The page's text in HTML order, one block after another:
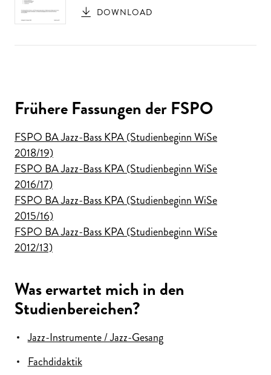
DOWNLOAD
Frühere Fassungen der FSPO
FSPO BA Jazz-Bass KPA (Studienbeginn WiSe
2018/19)
FSPO BA Jazz-Bass KPA (Studienbeginn WiSe
2016/17)
FSPO BA Jazz-Bass KPA (Studienbeginn WiSe
2015/16)
FSPO BA Jazz-Bass KPA (Studienbeginn WiSe
2012/13)
Was erwartet mich in den
Studienbereichen?
Jazz-Instrumente / Jazz-Gesang
Fachdidaktik